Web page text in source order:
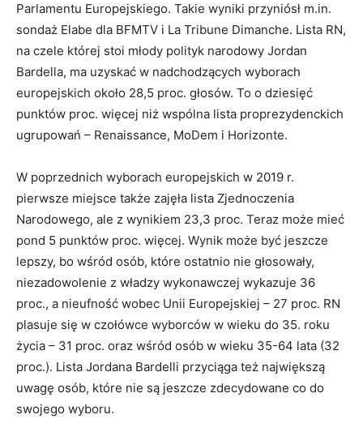
Parlamentu Europejskiego. Takie wyniki przyniósł m.in.
sondaż Elabe dla BFMTV i La Tribune Dimanche. Lista RN,
na czele której stoi młody polityk narodowy Jordan
Bardella, ma uzyskać w nadchodzących wyborach
europejskich około 28,5 proc. głosów. To o dziesięć
punktów proc. więcej niż wspólna lista proprezydenckich
ugrupowań – Renaissance, MoDem i Horizonte.
W poprzednich wyborach europejskich w 2019 r.
pierwsze miejsce także zajęła lista Zjednoczenia
Narodowego, ale z wynikiem 23,3 proc. Teraz może mieć
pond 5 punktów proc. więcej. Wynik może być jeszcze
lepszy, bo wśród osób, które ostatnio nie głosowały,
niezadowolenie z władzy wykonawczej wykazuje 36
proc., a nieufność wobec Unii Europejskiej – 27 proc. RN
plasuje się w czołówce wyborców w wieku do 35. roku
życia – 31 proc. oraz wśród osób w wieku 35-64 lata (32
proc.). Lista Jordana Bardelli przyciąga też największą
uwagę osób, które nie są jeszcze zdecydowane co do
swojego wyboru.